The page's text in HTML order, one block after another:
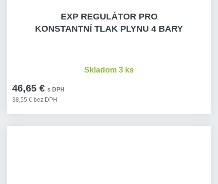
EXP REGULÁTOR PRO
KONSTANTNÍ TLAK PLYNU 4 BARY
46,65 € s DPH
38,55 € bez DPH
Skladom 3 ks